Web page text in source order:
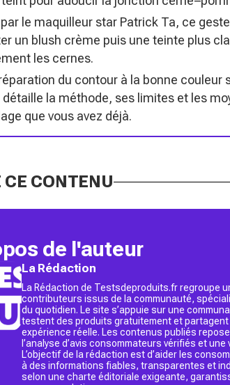
le maquilleur star Patrick Ta, ce
un blush crème puis une teinte plus
les cernes.
du contour à la bonne couleur
détaille la méthode, ses limites et les
que vous avez déjà.
CE CONTENU
de l'auteur
La Rédaction
La Rédaction de Testsdeproduits.fr regroupe
contributeurs issus de la communauté,
du quotidien. Le site s’appuie sur une
testent des produits gratuitement et
expérience réelle. Les contenus publiés
l’analyse d’avis consommateurs vérifiés et
L’objectif de la rédaction est d’aider les
à des informations fiables, transparentes et
selon une charte éditoriale exigeante,